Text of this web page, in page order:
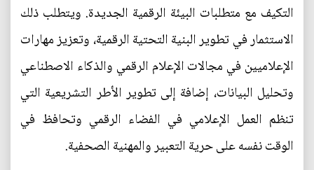
التكيف مع متطلبات البيئة الرقمية الجديدة. ويتطلب ذلك
الاستثمار في تطوير البنية التحتية الرقمية، وتعزيز مهارات
الإعلاميين في مجالات الإعلام الرقمي والذكاء الاصطناعي
وتحليل البيانات، إضافة إلى تطوير الأطر التشريعية التي
تنظم العمل الإعلامي في الفضاء الرقمي وتحافظ في
الوقت نفسه على حرية التعبير والمهنية الصحفية.